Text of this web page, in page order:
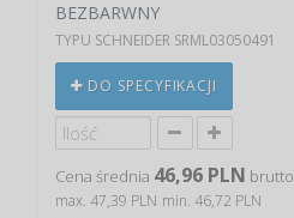
BEZBARWNY
TYPU SCHNEIDER SRML03050491
DO SPECYFIKACJI
Cena średnia 46,96 PLN brutto
max. 47,39 PLN min. 46,72 PLN